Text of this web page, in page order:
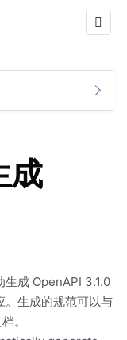
成
生成 OpenAPI 3.1.0
。生成的规范可以与
。